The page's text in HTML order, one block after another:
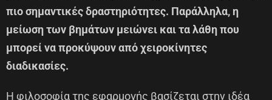
πιο σημαντικές δραστηριότητες. Παράλληλα, η
μείωση των βημάτων μειώνει και τα λάθη που
μπορεί να προκύψουν από χειροκίνητες
διαδικασίες.
Η φιλοσοφία της εφαρμογής βασίζεται στην ιδέα